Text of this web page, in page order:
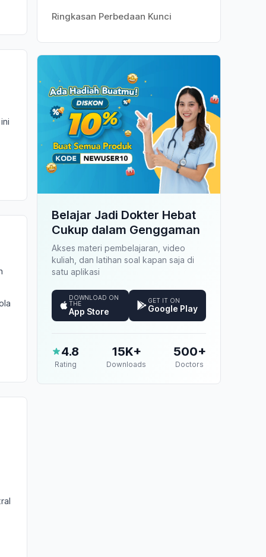
Ringkasan Perbedaan Kunci
Belajar Jadi Dokter Hebat
Cukup dalam Genggaman
Akses materi pembelajaran, video
kuliah, dan latihan soal kapan saja di
satu aplikasi
DOWNLOAD ON
THE
App Store
GET IT ON
Google Play
4.8
Rating
15K+
Downloads
500+
Doctors